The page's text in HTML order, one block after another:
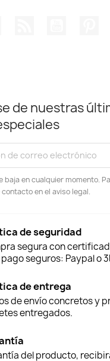
de nuestras
baja en cualquier momento.
en el aviso legal.
de seguridad
segura con
seguros: Paypal o
de entrega
de envío concretos y
entregados.
del producto,